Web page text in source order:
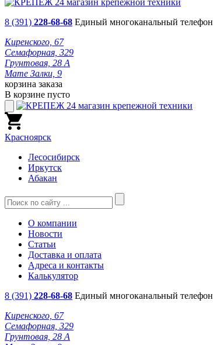
8 (391) 228-68-68 Единый многоканальный телефон
Киренского, 67
Семафорная, 329
Грунтовая, 28 А
Мате Залки, 9
корзина заказа
В корзине пусто
Красноярск
Лесосибирск
Иркутск
Абакан
О компании
Новости
Статьи
Доставка и оплата
Адреса и контакты
Калькулятор
8 (391) 228-68-68 Единый многоканальный телефон
Киренского, 67
Семафорная, 329
Грунтовая, 28 А